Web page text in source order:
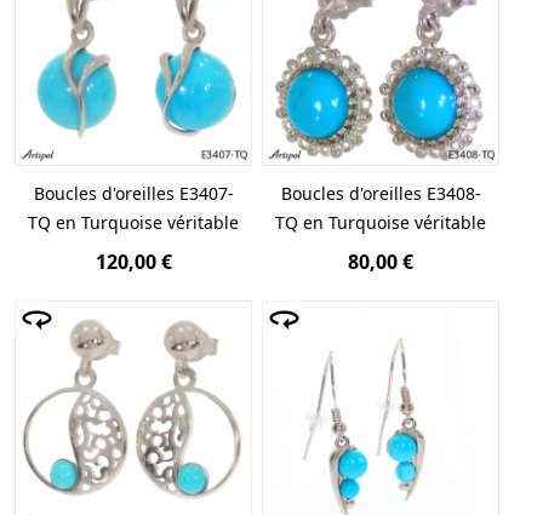
Boucles d'oreilles E3407-
TQ en Turquoise véritable
120,00 €
Boucles d'oreilles E3408-
TQ en Turquoise véritable
80,00 €